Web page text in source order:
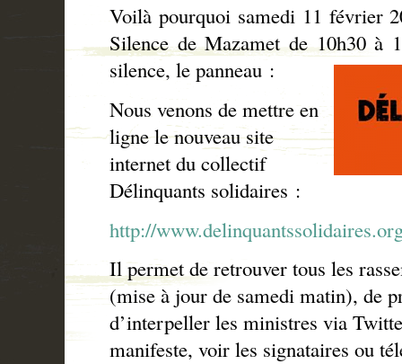
Voilà pourquoi samedi 11 février
Silence de Mazamet de 10h30 à
silence, le panneau :
Nous venons de mettre en
ligne le nouveau site
internet du collectif
Délinquants solidaires :
http://
Il permet de retrouver tous les
(mise à jour de samedi matin), de
d’interpeller les ministres via
manifeste, voir les signataires ou